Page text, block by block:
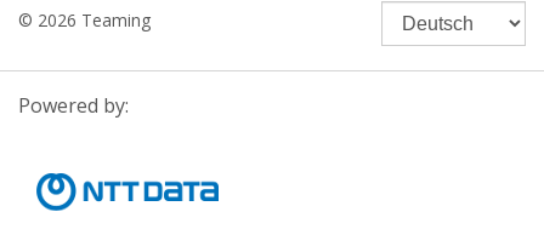
© 2026 Teaming
Powered by: